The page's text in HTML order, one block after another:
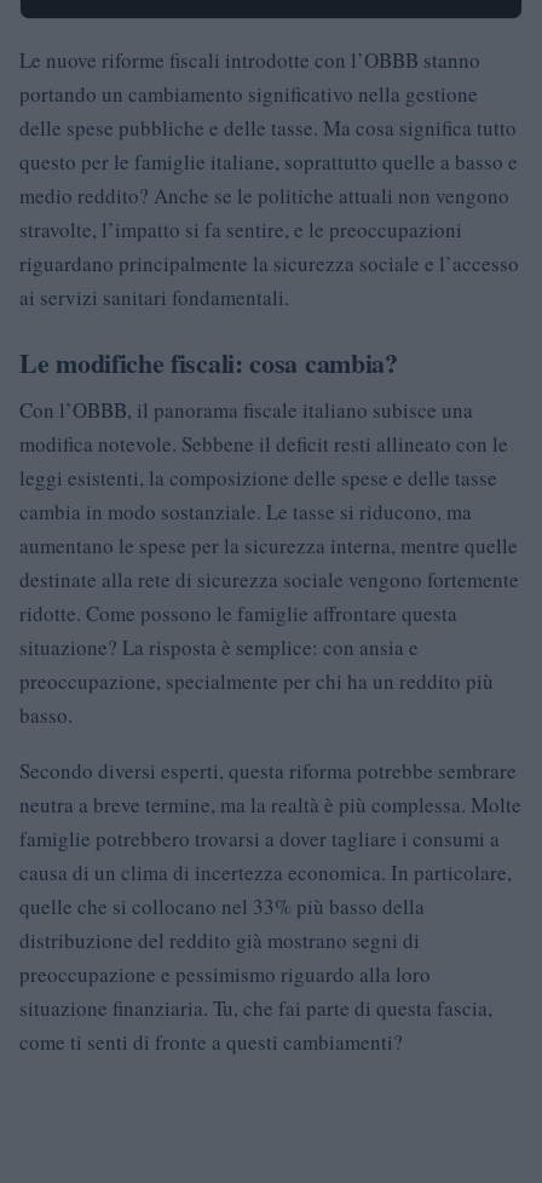
Le nuove riforme fiscali introdotte con l’OBBB stanno
portando un cambiamento significativo nella gestione
delle spese pubbliche e delle tasse. Ma cosa significa tutto
questo per le famiglie italiane, soprattutto quelle a basso e
medio reddito? Anche se le politiche attuali non vengono
stravolte, l’impatto si fa sentire, e le preoccupazioni
riguardano principalmente la sicurezza sociale e l’accesso
ai servizi sanitari fondamentali.
Le modifiche fiscali: cosa cambia?
Con l’OBBB, il panorama fiscale italiano subisce una
modifica notevole. Sebbene il deficit resti allineato con le
leggi esistenti, la composizione delle spese e delle tasse
cambia in modo sostanziale. Le tasse si riducono, ma
aumentano le spese per la sicurezza interna, mentre quelle
destinate alla rete di sicurezza sociale vengono fortemente
ridotte. Come possono le famiglie affrontare questa
situazione? La risposta è semplice: con ansia e
preoccupazione, specialmente per chi ha un reddito più
basso.
Secondo diversi esperti, questa riforma potrebbe sembrare
neutra a breve termine, ma la realtà è più complessa. Molte
famiglie potrebbero trovarsi a dover tagliare i consumi a
causa di un clima di incertezza economica. In particolare,
quelle che si collocano nel 33% più basso della
distribuzione del reddito già mostrano segni di
preoccupazione e pessimismo riguardo alla loro
situazione finanziaria. Tu, che fai parte di questa fascia,
come ti senti di fronte a questi cambiamenti?